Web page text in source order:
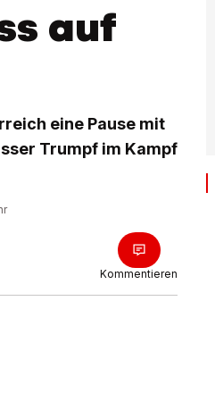
auf
eine Pause mit
Trumpf im Kampf
Kommentieren